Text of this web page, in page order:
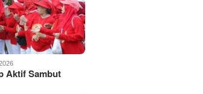
Aktif Sambut